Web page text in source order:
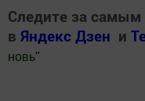
Следите за
в Яндекс Дзен и
новь"